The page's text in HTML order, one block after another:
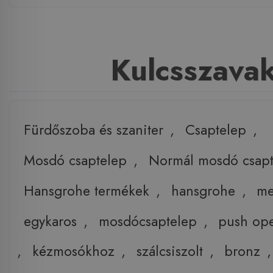
Fürdőszoba és szaniter , Csaptelep ,
Mosdó csaptelep ,
Normál mosdó
Hansgrohe termékek , hansgrohe ,
egykaros , mosdócsaptelep ,
push
,
kézmosókhoz , szálcsiszolt , bronz ,